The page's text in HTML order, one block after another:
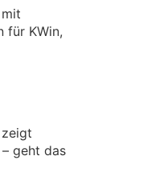
mit
für KWin,
zeigt
geht das